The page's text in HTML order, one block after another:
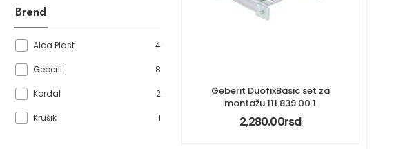
Brend
Alca Plast 4
Geberit 8
Kordal 2
Krušik 1
Geberit DuofixBasic set za
montažu 111.839.00.1
2,280.00rsd